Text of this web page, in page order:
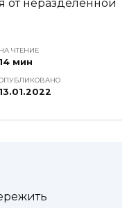
НА ЧТЕНИЕ
14 мин
13.01.2022